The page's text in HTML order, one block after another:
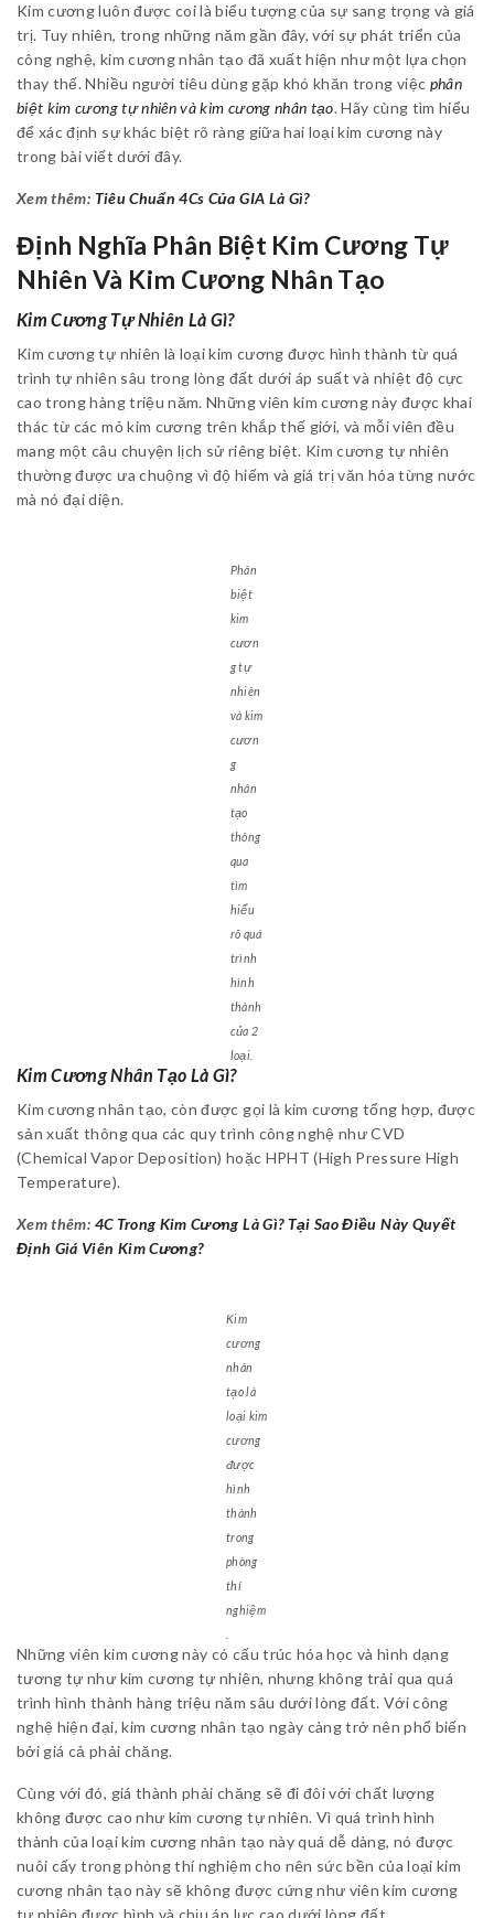
Kim cương luôn được coi là biểu tượng của sự sang trọng và giá
trị. Tuy nhiên, trong những năm gần đây, với sự phát triển của
công nghệ, kim cương nhân tạo đã xuất hiện như một lựa chọn
thay thế. Nhiều người tiêu dùng gặp khó khăn trong việc phân
biệt kim cương tự nhiên và kim cương nhân tạo. Hãy cùng tìm hiểu
để xác định sự khác biệt rõ ràng giữa hai loại kim cương này
trong bài viết dưới đây.
Xem thêm: Tiêu Chuẩn 4Cs Của GIA Là Gì?
Định Nghĩa Phân Biệt Kim Cương Tự
Nhiên Và Kim Cương Nhân Tạo
Kim Cương Tự Nhiên Là Gì?
Kim cương tự nhiên là loại kim cương được hình thành từ quá
trình tự nhiên sâu trong lòng đất dưới áp suất và nhiệt độ cực
cao trong hàng triệu năm. Những viên kim cương này được khai
thác từ các mỏ kim cương trên khắp thế giới, và mỗi viên đều
mang một câu chuyện lịch sử riêng biệt. Kim cương tự nhiên
thường được ưa chuộng vì độ hiếm và giá trị văn hóa từng nước
mà nó đại diện.
Phân
biệt
kim
cươn
g tự
nhiên
và kim
cươn
g
nhân
tạo
thông
qua
tìm
hiểu
rõ quá
trình
hình
thành
của 2
loại.
Kim Cương Nhân Tạo Là Gì?
Kim cương nhân tạo, còn được gọi là kim cương tổng hợp, được
sản xuất thông qua các quy trình công nghệ như CVD
(Chemical Vapor Deposition) hoặc HPHT (High Pressure High
Temperature).
Xem thêm: 4C Trong Kim Cương Là Gì? Tại Sao Điều Này Quyết
Định Giá Viên Kim Cương?
Kim
cương
nhân
tạo là
loại kim
cương
được
hình
thành
trong
phòng
thí
nghiệm
Những viên kim cương này có cấu trúc hóa học và hình dạng
tương tự như kim cương tự nhiên, nhưng không trải qua quá
trình hình thành hàng triệu năm sâu dưới lòng đất. Với công
nghệ hiện đại, kim cương nhân tạo ngày càng trở nên phổ biến
bởi giá cả phải chăng.
Cùng với đó, giá thành phải chăng sẽ đi đôi với chất lượng
không được cao như kim cương tự nhiên. Vì quá trình hình
thành của loại kim cương nhân tạo này quá dễ dàng, nó được
nuôi cấy trong phòng thí nghiệm cho nên sức bền của loại kim
cương nhân tạo này sẽ không được cứng như viên kim cương
tự nhiên được hình và chịu áp lực cao dưới lòng đất.